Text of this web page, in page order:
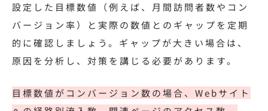
設定した目標数値（例えば、月間訪問者数やコン
バージョン率）と実際の数値とのギャップを定期
的に確認しましょう。ギャップが大きい場合は、
原因を分析し、対策を講じる必要があります。
目標数値がコンバージョン数の場合、Webサイト